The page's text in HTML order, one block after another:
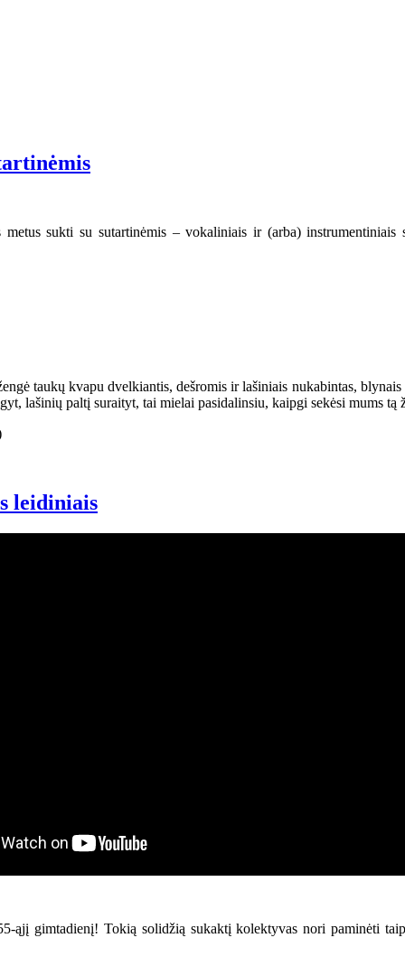
sukti su sutartinėmis – vokaliniais ir (arba)
taukų kvapu dvelkiantis, dešromis ir lašiniais nukabintas,
lašinių paltį suraityt, tai mielai pasidalinsiu, kaipgi sekėsi mums tą
leidiniais
ąjį gimtadienį! Tokią solidžią sukaktį kolektyvas nori paminėti